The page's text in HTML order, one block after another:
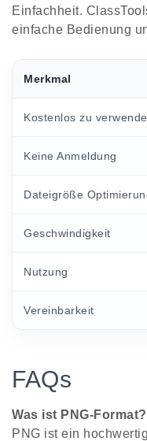
Einfachheit.
einfache Bedienung
Merkmal
Kostenlos zu
Keine Anmeldung
Dateigröße
Geschwindigkeit
Nutzung
Vereinbarkeit
FAQs
Was ist PNG-Format?
PNG ist ein